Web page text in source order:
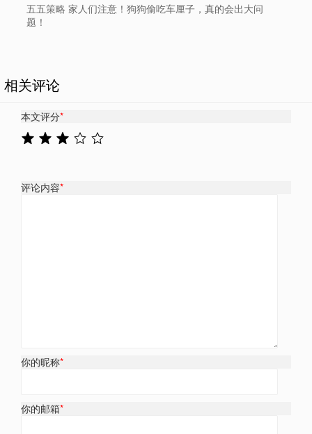
五五策略 家人们注意！狗狗偷吃车厘子，真的会出大问
题！
相关评论
本文评分*
评论内容*
你的昵称*
你的邮箱*